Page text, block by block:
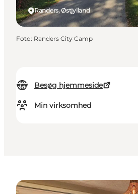
Besøg hjemmeside
Min virksomhed
Randers, Østjylland
Foto: Randers City Camp